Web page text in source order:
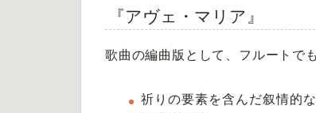
『アヴェ・マリア』
歌曲の編曲版として、フルートで
祈りの要素を含んだ叙情的